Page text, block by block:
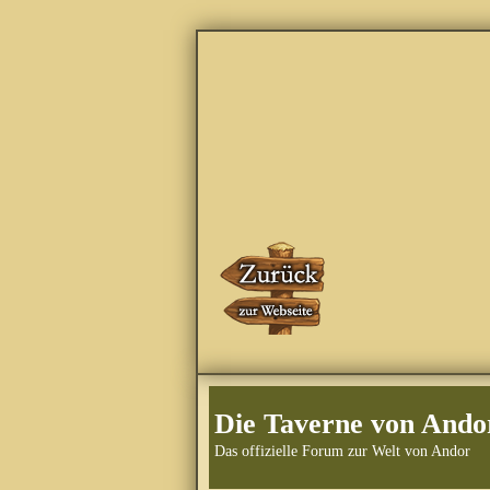
Die Taverne von
Das offizielle Forum zur Welt von Andor